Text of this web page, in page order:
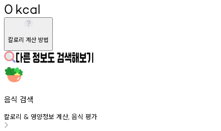
0 kcal
칼로리 계산 방법
음식 검색
칼로리 & 영양정보 계산, 음식 평가